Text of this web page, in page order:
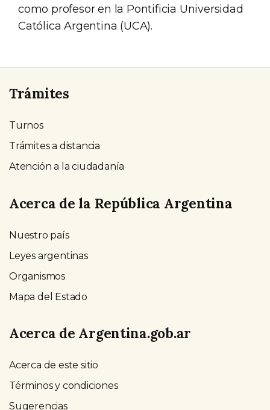
como profesor en la Pontificia Universidad
Católica Argentina (UCA).
Trámites
Turnos
Trámites a distancia
Atención a la ciudadanía
Acerca de la República Argentina
Nuestro país
Leyes argentinas
Organismos
Mapa del Estado
Acerca de Argentina.gob.ar
Acerca de este sitio
Términos y condiciones
Sugerencias